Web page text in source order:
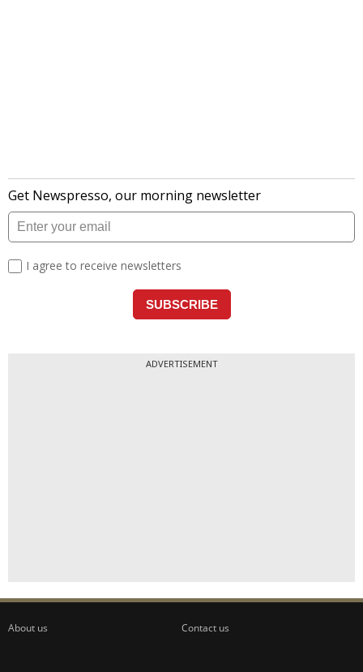
ADVERTISEMENT
About us Contact us